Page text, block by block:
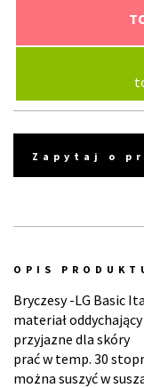
Zapytaj o
OPIS
Bryczesy -LG Basic
materiał oddychający
przyjazne dla skóry
prać w temp. 30
można suszyć w